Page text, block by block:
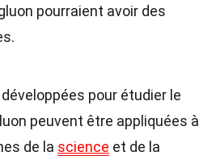
pourraient avoir des
pour étudier le
peuvent être appliquées à
de la science et de la